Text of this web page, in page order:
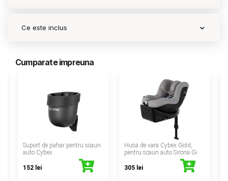
Ce este inclus
Cumparate impreuna
Suport de pahar pentru scaun
auto Cybex
152 lei
Husa de vara Cybex Gold,
pentru scaun auto Sirona Gi
305 lei